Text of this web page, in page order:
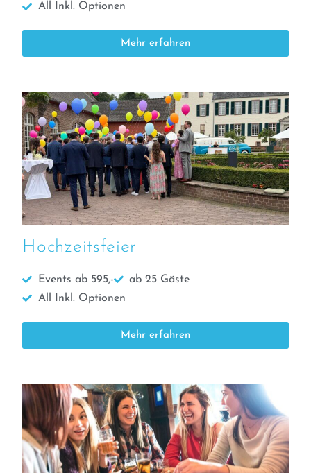
All Inkl. Optionen
Mehr erfahren
Hochzeitsfeier
Events ab 595,-
ab 25 Gäste
All Inkl. Optionen
Mehr erfahren